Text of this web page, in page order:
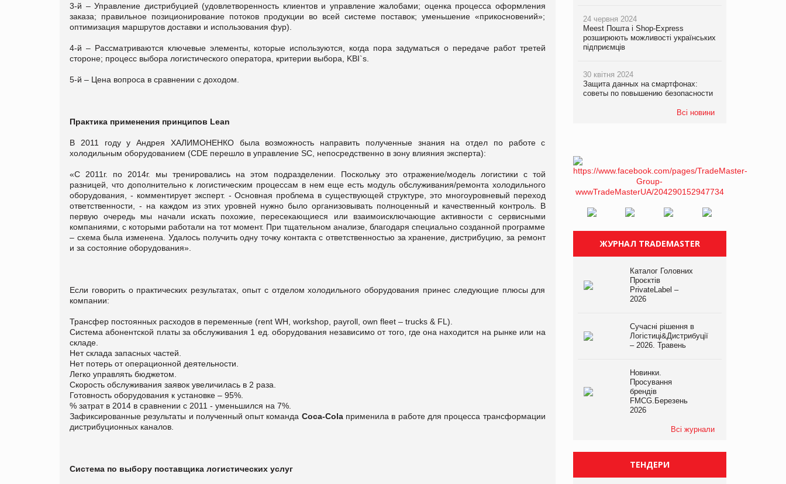
3-й – Управление дистрибуцией (удовлетворенность клиентов и управление жалобами; оценка процесса оформления
заказа; правильное позиционирование потоков продукции во всей системе поставок; уменьшение «прикосновений»;
оптимизация маршрутов доставки и использования фур).
4-й – Рассматриваются ключевые элементы, которые используются, когда пора задуматься о передаче работ третей
стороне; процесс выбора логистического оператора, критерии выбора, KBI`s.
5-й – Цена вопроса в сравнении с доходом.
Практика применения принципов Lean
В 2011 году у Андрея ХАЛИМОНЕНКО была возможность направить полученные знания на отдел по работе с
холодильным оборудованием (CDE перешло в управление SC, непосредственно в зону влияния эксперта):
«С 2011г. по 2014г. мы тренировались на этом подразделении. Поскольку это отражение/модель логистики с той
разницей, что дополнительно к логистическим процессам в нем еще есть модуль обслуживания/ремонта холодильного
оборудования, - комментирует эксперт. - Основная проблема в существующей структуре, это многоуровневый переход
ответственности, - на каждом из этих уровней нужно было организовывать полноценный и качественный контроль. В
первую очередь мы начали искать похожие, пересекающиеся или взаимоисключающие активности с сервисными
компаниями, с которыми работали на тот момент. При тщательном анализе, благодаря специально созданной программе
– схема была изменена. Удалось получить одну точку контакта с ответственностью за хранение, дистрибуцию, за ремонт
и за состояние оборудования».
Если говорить о практических результатах, опыт с отделом холодильного оборудования принес следующие плюсы для
компании:
Трансфер постоянных расходов в переменные (rent WH, workshop, payroll, own fleet – trucks & FL).
Система абонентской платы за обслуживания 1 ед. оборудования независимо от того, где она находится на рынке или на
складе.
Нет склада запасных частей.
Нет потерь от операционной деятельности.
Легко управлять бюджетом.
Скорость обслуживания заявок увеличилась в 2 раза.
Готовность оборудования к установке – 95%.
% затрат в 2014 в сравнении с 2011 - уменьшился на 7%.
Зафиксированные результаты и полученный опыт команда Сoca-Cola применила в работе для процесса трансформации
дистрибуционных каналов.
Система по выбору поставщика логистических услуг
24 червня 2024
Meest Пошта і Shop-Express
розширюють можливості українських
підприємців
30 квітня 2024
Защита данных на смартфонах:
советы по повышению безопасности
Всі новини
ЖУРНАЛ TRADEMASTER
Каталог Головних
Проєктів
PrivateLabel –
2026
Сучасні рішення в
Логістиці&Дистрибуції
– 2026. Травень
Новинки.
Просування
брендів
FMCG.Березень
2026
Всі журнали
ТЕНДЕРИ